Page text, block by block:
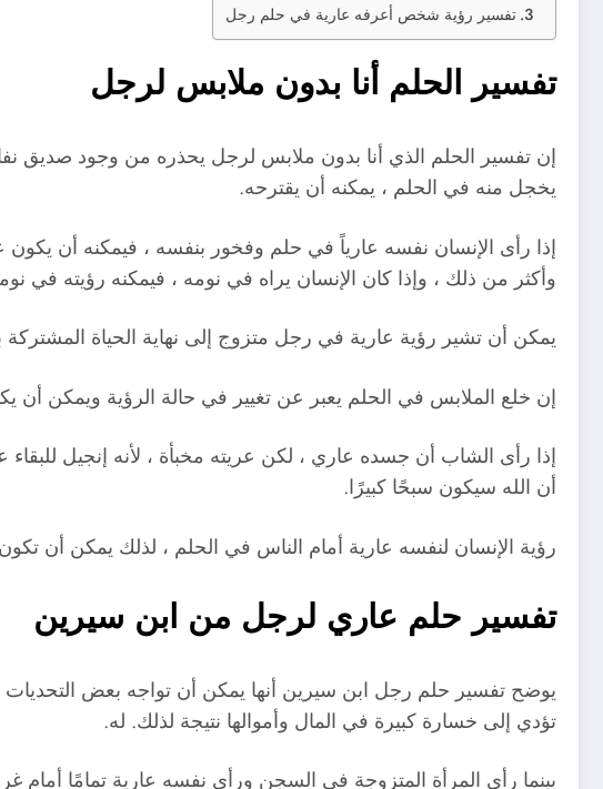
تفسير رؤية شخص أعرفه عارية في حلم رجل
تفسير الحلم أنا بدون ملابس لرجل
إن تفسير الحلم الذي أنا بدون ملابس لرجل يحذره من وجود صديق
يخجل منه في الحلم ، يمكنه أن يقترحه.
إذا رأى الإنسان نفسه عارياً في حلم وفخور بنفسه ، فيمكنه أن
وأكثر من ذلك ، وإذا كان الإنسان يراه في نومه ، فيمكنه رؤيته في
يمكن أن تشير رؤية عارية في رجل متزوج إلى نهاية الحياة
إن خلع الملابس في الحلم يعبر عن تغيير في حالة الرؤية ويمكن
إذا رأى الشاب أن جسده عاري ، لكن عريته مخبأة ، لأنه إنجيل
أن الله سيكون سبحًا كبيرًا.
رؤية الإنسان لنفسه عارية أمام الناس في الحلم ، لذلك يمكن أن تكون
تفسير حلم عاري لرجل من ابن سيرين
يوضح تفسير حلم رجل ابن سيرين أنها يمكن أن تواجه بعض التحديات
تؤدي إلى خسارة كبيرة في المال وأموالها نتيجة لذلك. له.
بينما رأى المرأة المتزوجة في السجن ورأى نفسه عارية تمامًا أمام